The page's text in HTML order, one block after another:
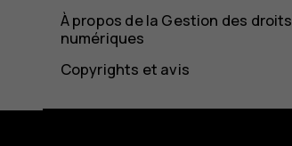
À propos de la Gestion des droits
numériques
Copyrights et avis